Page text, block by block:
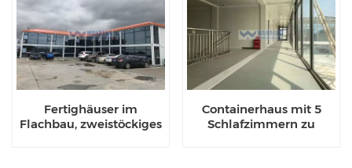
Fertighäuser im
Flachbau, zweistöckiges
Containerhaus mit 5
Schlafzimmern zu